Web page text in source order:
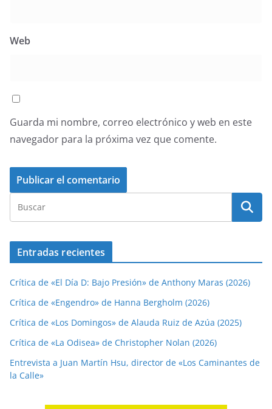
Web
Guarda mi nombre, correo electrónico y web en este
navegador para la próxima vez que comente.
Entradas recientes
Crítica de «El Día D: Bajo Presión» de Anthony Maras (2026)
Crítica de «Engendro» de Hanna Bergholm (2026)
Crítica de «Los Domingos» de Alauda Ruiz de Azúa (2025)
Crítica de «La Odisea» de Christopher Nolan (2026)
Entrevista a Juan Martín Hsu, director de «Los Caminantes de
la Calle»